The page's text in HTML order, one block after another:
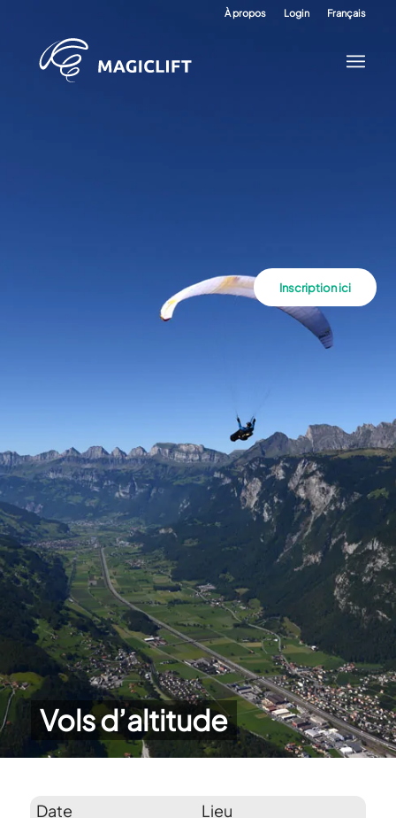
À propos Login Français
Vols d’altitude
Inscription ici
Date Lieu